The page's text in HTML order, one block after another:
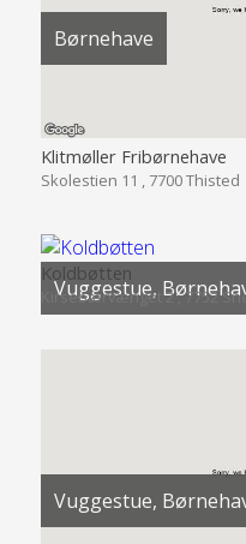
Børnehave
Klitmøller Fribørnehave
Skolestien 11 , 7700 Thisted
Vuggestue,
Koldbøtten
Kirsebærvænget 2 , 7752
Vuggestue,